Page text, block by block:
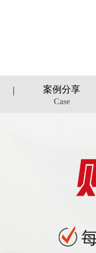
案例分享
Case